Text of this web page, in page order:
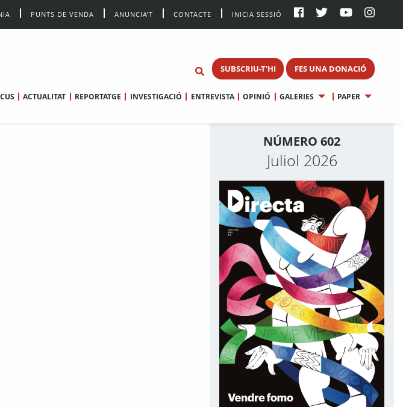
PUNTS DE VENDA ANUNCIA’T CONTACTE INICIA SESSIÓ
SUBSCRIU-T'HI FES UNA DONACIÓ
ACTUALITAT REPORTATGE INVESTIGACIÓ ENTREVISTA OPINIÓ GALERIES PAPER
NÚMERO 602
Juliol 2026